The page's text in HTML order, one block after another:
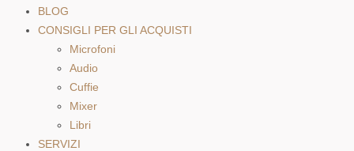
BLOG
CONSIGLI PER GLI ACQUISTI
Microfoni
Audio
Cuffie
Mixer
Libri
SERVIZI